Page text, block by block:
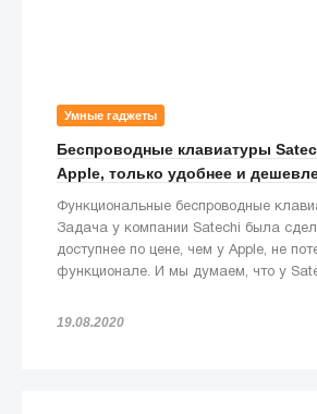
Умные гаджеты
Беспроводные клавиатуры
Apple, только удобнее и
Функциональные беспроводные
Задача у компании Satechi была
доступнее по цене, чем у Apple, не
функционале. И мы думаем, что у
19.08.2020